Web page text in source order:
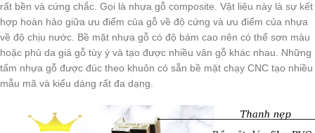
rất bền và cứng chắc. Gọi là nhựa gỗ composite. Vật liệu này là sự kết
hợp hoàn hảo giữa ưu điểm của gỗ về độ cứng và ưu điểm của nhựa
về độ chịu nước. Bề mặt nhựa gỗ có độ bám cao nên có thể sơn màu
hoặc phủ da giả gỗ tùy ý và tạo được nhiều vân gỗ khác nhau. Những
tấm nhựa gỗ được đúc theo khuôn có sẵn bề mặt chạy CNC tạo nhiều
mẫu mã và kiểu dáng rất đa dạng.